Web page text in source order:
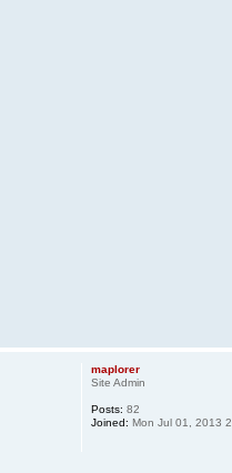
maplorer
Site Admin
Posts: 82
Joined: Mon Jul 01, 2013